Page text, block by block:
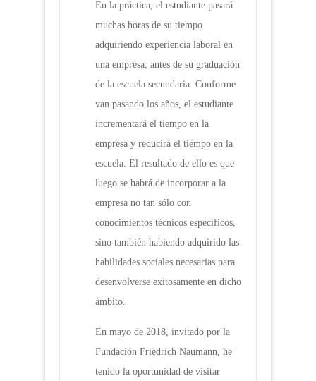
En la práctica, el estudiante pasará
muchas horas de su tiempo
adquiriendo experiencia laboral en
una empresa, antes de su graduación
de la escuela secundaria. Conforme
van pasando los años, el estudiante
incrementará el tiempo en la
empresa y reducirá el tiempo en la
escuela. El resultado de ello es que
luego se habrá de incorporar a la
empresa no tan sólo con
conocimientos técnicos específicos,
sino también habiendo adquirido las
habilidades sociales necesarias para
desenvolverse exitosamente en dicho
ámbito.
En mayo de 2018, invitado por la
Fundación Friedrich Naumann, he
tenido la oportunidad de visitar